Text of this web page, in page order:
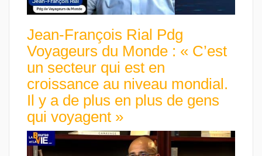
Jean-François Rial Pdg
Voyageurs du Monde : « C’est
un secteur qui est en
croissance au niveau mondial.
Il y a de plus en plus de gens
qui voyagent »